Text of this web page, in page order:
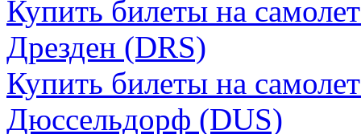
Купить билеты на
Дрезден (DRS)
Купить билеты на
Дюссельдорф (DUS)